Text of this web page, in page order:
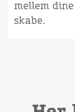
mellem
skabe.